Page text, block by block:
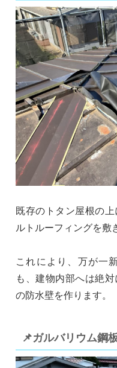
既存のトタン屋根の
ルトルーフィングを敷
これにより、万が一
も、建物内部へは絶
の防水壁を作ります。
📌ガルバリウム鋼